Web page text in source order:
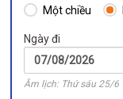
Một chiều
Ngày đi
Âm lịch: Thứ sáu 25/6